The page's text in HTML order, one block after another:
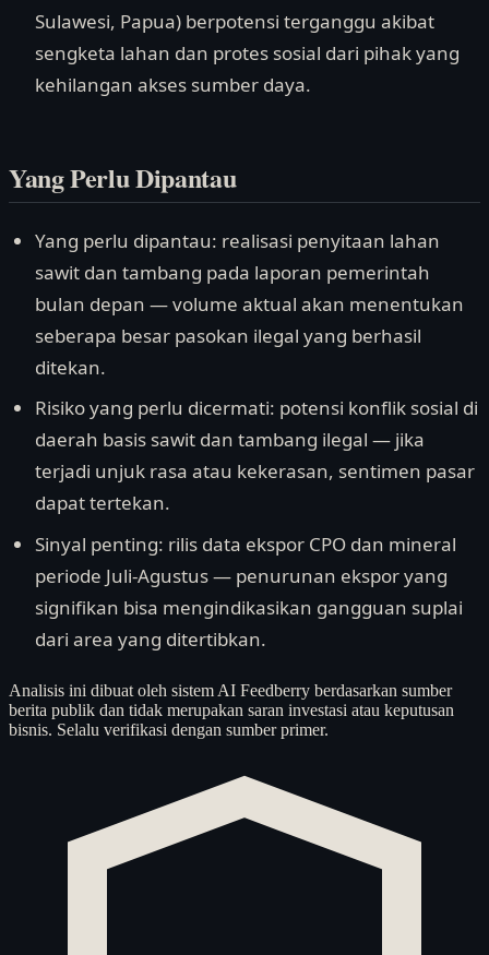
Sulawesi, Papua) berpotensi terganggu akibat
sengketa lahan dan protes sosial dari pihak yang
kehilangan akses sumber daya.
Yang Perlu Dipantau
Yang perlu dipantau: realisasi penyitaan lahan
sawit dan tambang pada laporan pemerintah
bulan depan — volume aktual akan menentukan
seberapa besar pasokan ilegal yang berhasil
ditekan.
Risiko yang perlu dicermati: potensi konflik sosial di
daerah basis sawit dan tambang ilegal — jika
terjadi unjuk rasa atau kekerasan, sentimen pasar
dapat tertekan.
Sinyal penting: rilis data ekspor CPO dan mineral
periode Juli-Agustus — penurunan ekspor yang
signifikan bisa mengindikasikan gangguan suplai
dari area yang ditertibkan.
Analisis ini dibuat oleh sistem AI Feedberry berdasarkan sumber
berita publik dan tidak merupakan saran investasi atau keputusan
bisnis. Selalu verifikasi dengan sumber primer.